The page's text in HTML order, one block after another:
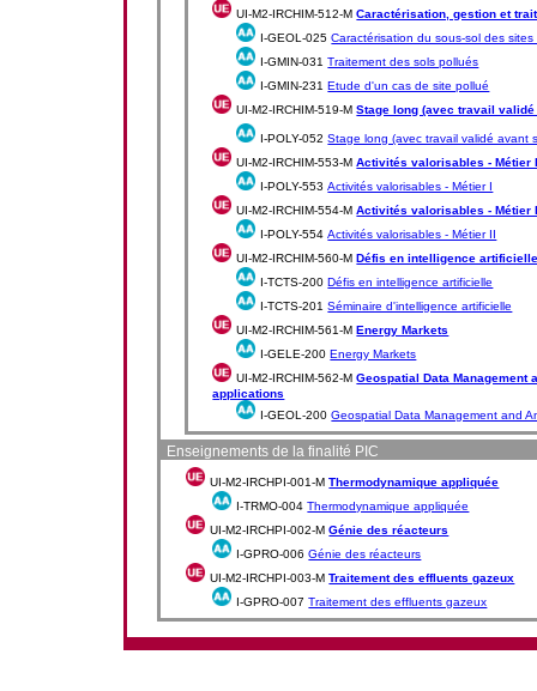
UI-M2-IRCHIM-512-MCaractérisation, gestion et
I-GEOL-025Caractérisation du sous-sol des
I-GMIN-031Traitement des sols pollués
I-GMIN-231Etude d'un cas de site pollué
UI-M2-IRCHIM-519-MStage long (avec travail
I-POLY-052Stage long (avec travail validé avant
UI-M2-IRCHIM-553-MActivités valorisables - Métier
I-POLY-553Activités valorisables - Métier I
UI-M2-IRCHIM-554-MActivités valorisables - Métier
I-POLY-554Activités valorisables - Métier II
UI-M2-IRCHIM-560-MDéfis en intelligence
I-TCTS-200Défis en intelligence artificielle
I-TCTS-201Séminaire d'intelligence artificielle
UI-M2-IRCHIM-561-MEnergy Markets
I-GELE-200Energy Markets
UI-M2-IRCHIM-562-MGeospatial Data
applications
I-GEOL-200Geospatial Data Management and
Enseignements de la finalité PIC
UI-M2-IRCHPI-001-MThermodynamique appliquée
I-TRMO-004Thermodynamique appliquée
UI-M2-IRCHPI-002-MGénie des réacteurs
I-GPRO-006Génie des réacteurs
UI-M2-IRCHPI-003-MTraitement des effluents gazeux
I-GPRO-007Traitement des effluents gazeux